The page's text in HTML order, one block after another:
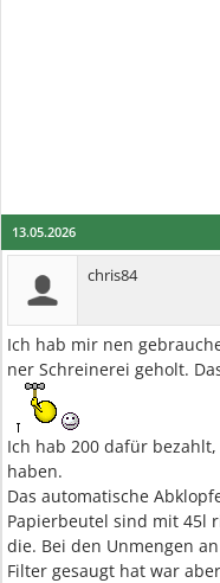
13.05.2026
chris84
Ich hab mir nen
ner Schreinerei geholt.
Ich hab 200 dafür
haben.
Das automatische
Papierbeutel sind mit 45l
die. Bei den Unmengen
Filter gesaugt hat war